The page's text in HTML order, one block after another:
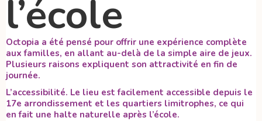
l’école
Octopia a été pensé pour offrir une expérience complète
aux familles, en allant au-delà de la simple aire de jeux.
Plusieurs raisons expliquent son attractivité en fin de
journée.
L’accessibilité. Le lieu est facilement accessible depuis le
17e arrondissement et les quartiers limitrophes, ce qui
en fait une halte naturelle après l’école.